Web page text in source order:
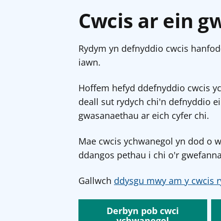
Cwcis ar ein
Rydym yn defnyddio cwcis
iawn.
Hoffem hefyd ddefnyddio cwcis
deall sut rydych chi'n defnyddio
gwasanaethau ar eich cyfer chi.
Mae cwcis ychwanegol yn dod o
ddangos pethau i chi o'r
Gallwch ddysgu mwy am y cwcis
Derbyn pob cwci